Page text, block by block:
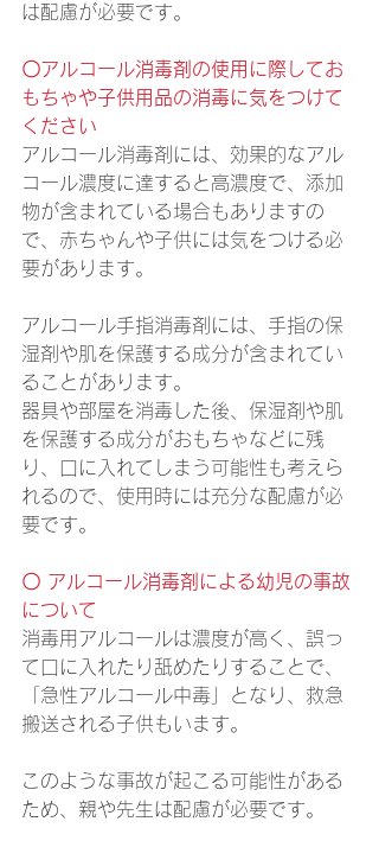
は配慮が必要です。
〇アルコール消毒剤の使用に際してお
もちゃや子供用品の消毒に気をつけて
ください
アルコール消毒剤には、効果的なアル
コール濃度に達すると高濃度で、添加
物が含まれている場合もありますの
で、赤ちゃんや子供には気をつける必
要があります。
アルコール手指消毒剤には、手指の保
湿剤や肌を保護する成分が含まれてい
ることがあります。
器具や部屋を消毒した後、保湿剤や肌
を保護する成分がおもちゃなどに残
り、口に入れてしまう可能性も考えら
れるので、使用時には充分な配慮が必
要です。
〇 アルコール消毒剤による幼児の事故
について
消毒用アルコールは濃度が高く、誤っ
て口に入れたり舐めたりすることで、
「急性アルコール中毒」となり、救急
搬送される子供もいます。
このような事故が起こる可能性がある
ため、親や先生は配慮が必要です。